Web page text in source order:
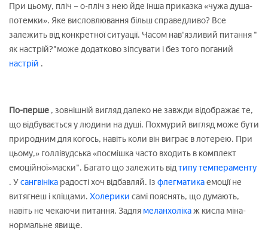
При цьому, пліч – о-пліч з нею йде інша приказка «чужа душа-
потемки». Яке висловлювання більш справедливо? Все
залежить від конкретної ситуації. Часом нав'язливий питання "
як настрій?"може додатково зіпсувати і без того поганий
настрій .
По-перше , зовнішній вигляд далеко не завжди відображає те,
що відбувається у людини на душі. Похмурий вигляд може бути
природним для когось, навіть коли він виграє в лотерею. При
цьому,» голлівудська «посмішка часто входить в комплект
емоційної»маски". Багато що залежить відтипу темпераменту
. Усангвініка радості хоч відбавляй. Із флегматикаемоції не
витягнеш і кліщами. Холерики самі пояснять, що думають,
навіть не чекаючи питання. Задля меланхолікаж кисла міна-
нормальне явище.